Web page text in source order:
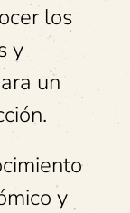
los
y
un
y